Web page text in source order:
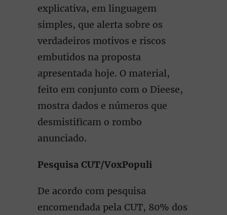
explicativa, em linguagem
simples, que alerta sobre os
verdadeiros motivos e riscos
embutidos na proposta
apresentada hoje. O material,
feito em conjunto com o Dieese,
mostra dados e números que
desmistificam o rombo
anunciado.
Pesquisa CUT/VoxPopuli
De acordo com pesquisa
encomendada pela CUT, 80% dos